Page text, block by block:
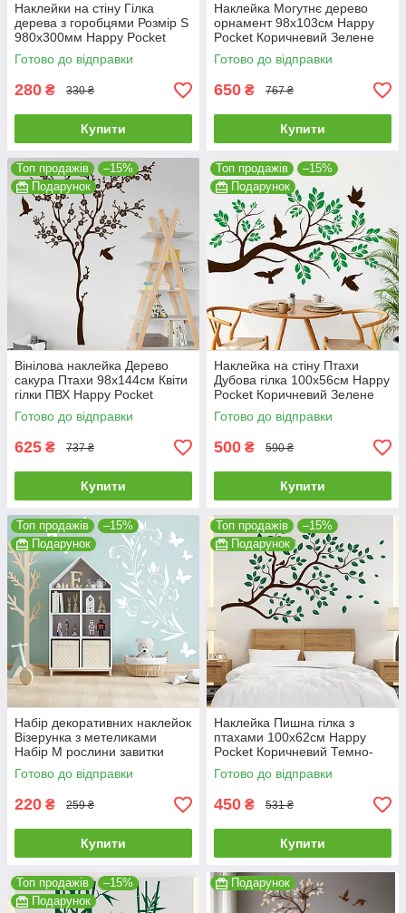
Наклейки на стіну Гілка
дерева з горобцями Розмір S
980х300мм Happy Pocket
Коричневий матовий HP-
066S-800M
Готово до відправки
280 ₴ 330 ₴
Купити
Наклейка Могутнє дерево
орнамент 98х103см Happy
Pocket Коричневий Зелене
листя матовий HP-58S-
800/62M
Готово до відправки
650 ₴ 767 ₴
Купити
Топ продажів
–15%
Подарунок
Вінілова наклейка Дерево
сакура Птахи 98х144см Квіти
гілки ПВХ Happy Pocket
Коричневий матовий HP-
057S-800M
Готово до відправки
625 ₴ 737 ₴
Купити
Топ продажів
–15%
Подарунок
Наклейка на стіну Птахи
Дубова гілка 100х56см Happy
Pocket Коричневий Зелене
листя матовий HP-63S-
800/62M
Готово до відправки
500 ₴ 590 ₴
Купити
Топ продажів
–15%
Подарунок
Набір декоративних наклейок
Візерунка з метеликами
Набір М рослини завитки
Happy Pocket матова Білий
Готово до відправки
220 ₴ 259 ₴
Купити
Топ продажів
–15%
Подарунок
Наклейка Пишна гілка з
птахами 100х62см Happy
Pocket Коричневий Темно-
зелене листя матовий
HP62S-800/613M
Готово до відправки
450 ₴ 531 ₴
Купити
Топ продажів
–15%
Подарунок
Подарунок